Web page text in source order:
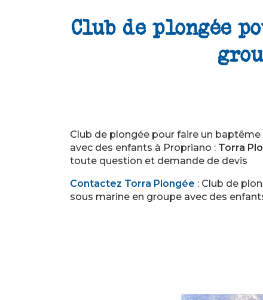
Club de plongée
Club de plongée pour faire un
avec des enfants à Propriano : Torra
toute question et demande de devis
Contactez Torra Plongée : Club de
sous marine en groupe avec des